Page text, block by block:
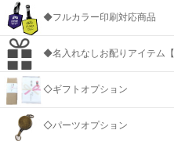
◆フルカラー印刷対応商品
◆名入れなしお配りアイテム【
◇ギフトオプション
◇パーツオプション